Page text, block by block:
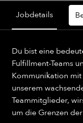
Jobdetails
Du bist eine
Fulfillment-Teams
Kommunikation
unserem
Teammitglieder,
um die Grenzen